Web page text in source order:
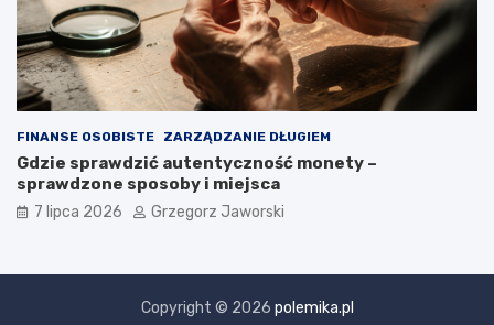
FINANSE OSOBISTE ZARZĄDZANIE DŁUGIEM
Gdzie sprawdzić autentyczność monety –
sprawdzone sposoby i miejsca
7 lipca 2026 Grzegorz Jaworski
Copyright © 2026 polemika.pl